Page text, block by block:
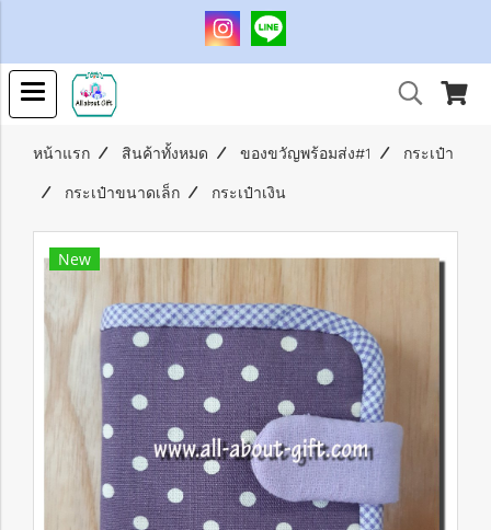
หน้าแรก สินค้าทั้งหมด ของขวัญพร้อมส่ง#1
กระเป๋า
กระเป๋าขนาดเล็ก
กระเป๋าเงิน
New